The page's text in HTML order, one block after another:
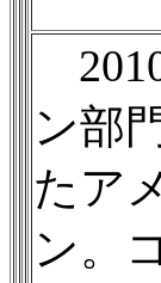
ン部
たア
ン。